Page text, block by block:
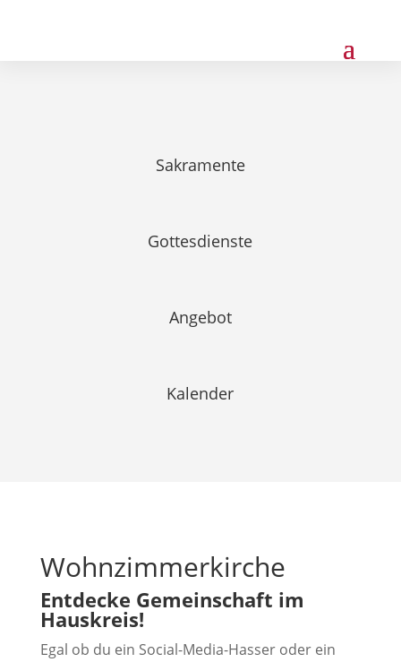
Sakramente
Gottesdienste
Angebot
Kalender
Wohnzimmerkirche
Entdecke Gemeinschaft im
Hauskreis!
Egal ob du ein Social-Media-Hasser oder ein